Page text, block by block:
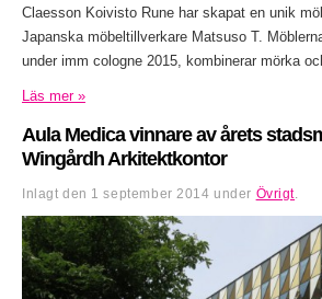
Claesson Koivisto Rune har skapat en unik
Japanska möbeltillverkare Matsuso T.
under imm cologne 2015, kombinerar mörka
Läs mer »
Aula Medica vinnare av årets
Wingårdh Arkitektkontor
Inlagt den 1 september 2014 under Övrigt